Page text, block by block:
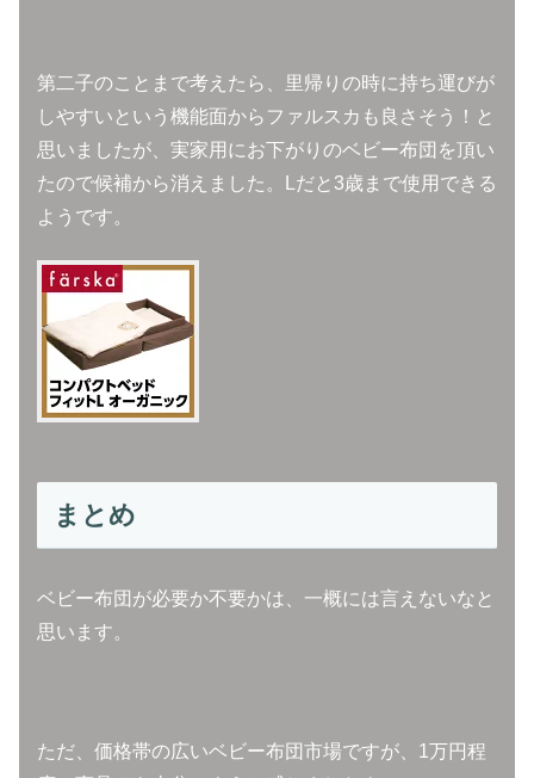
第二子のことまで考えたら、里帰りの時に持ち運びが
しやすいという機能面からファルスカも良さそう！と
思いましたが、実家用にお下がりのベビー布団を頂い
たので候補から消えました。Lだと3歳まで使用できる
ようです。
まとめ
ベビー布団が必要か不要かは、一概には言えないなと
思います。
ただ、価格帯の広いベビー布団市場ですが、1万円程